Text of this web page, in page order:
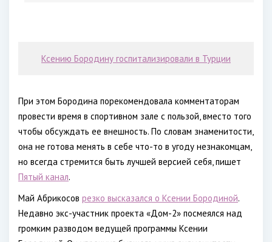
Ксению Бородину госпитализировали в Турции
При этом Бородина порекомендовала комментаторам
провести время в спортивном зале с пользой, вместо того
чтобы обсуждать ее внешность. По словам знаменитости,
она не готова менять в себе что-то в угоду незнакомцам,
но всегда стремится быть лучшей версией себя, пишет
Пятый канал.
Май Абрикосов резко высказался о Ксении Бородиной.
Недавно экс-участник проекта «Дом-2» посмеялся над
громким разводом ведущей программы Ксении